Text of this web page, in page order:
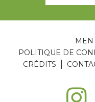
POLITIQUE DE
CRÉDITS